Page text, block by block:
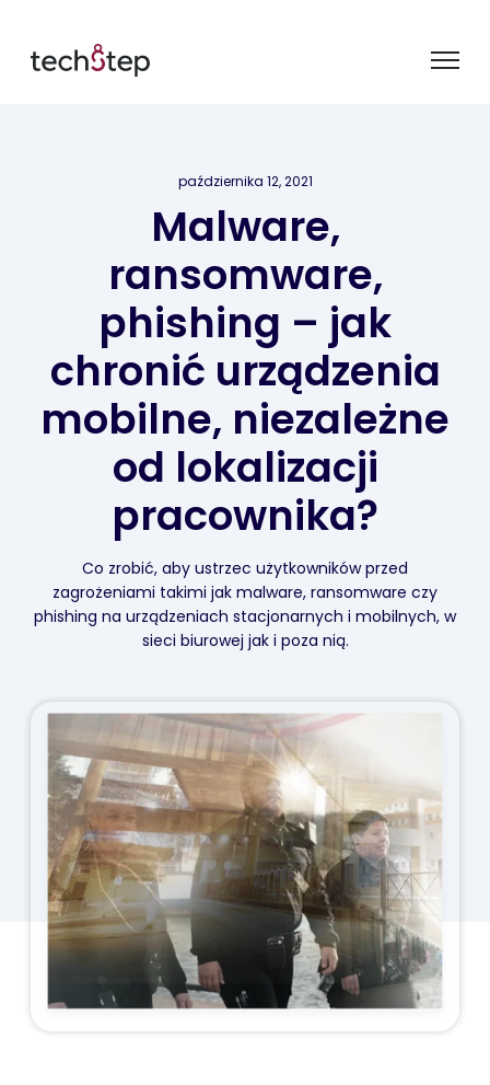
października 12, 2021
Malware,
ransomware,
phishing – jak
chronić urządzenia
mobilne, niezależne
od lokalizacji
pracownika?
Co zrobić, aby ustrzec użytkowników przed
zagrożeniami takimi jak malware, ransomware czy
phishing na urządzeniach stacjonarnych i mobilnych, w
sieci biurowej jak i poza nią.